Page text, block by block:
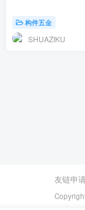
构件五金
SHUAZIKU
友链申